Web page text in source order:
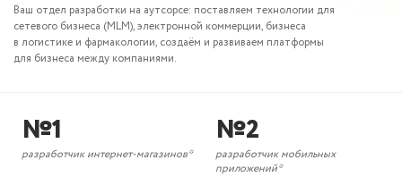
Ваш отдел разработки на аутсорсе: поставляем технологии для
сетевого бизнеса (MLM), электронной коммерции, бизнеса
в логистике и фармакологии, создаём и развиваем платформы
для бизнеса между компаниями.
№1
разработчик интернет-магазинов*
№2
разработчик мобильных
приложений*